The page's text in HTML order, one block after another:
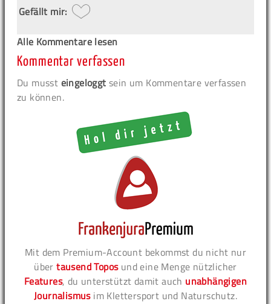
Gefällt mir:
Alle Kommentare lesen
Kommentar verfassen
Du musst eingeloggt sein um Kommentare verfassen
zu können.
Mit dem Premium-Account bekommst du nicht nur
übertausend Toposund eine Menge nützlicher
Features, du unterstützt damit auch unabhängigen
Journalismusim Klettersport und Naturschutz.